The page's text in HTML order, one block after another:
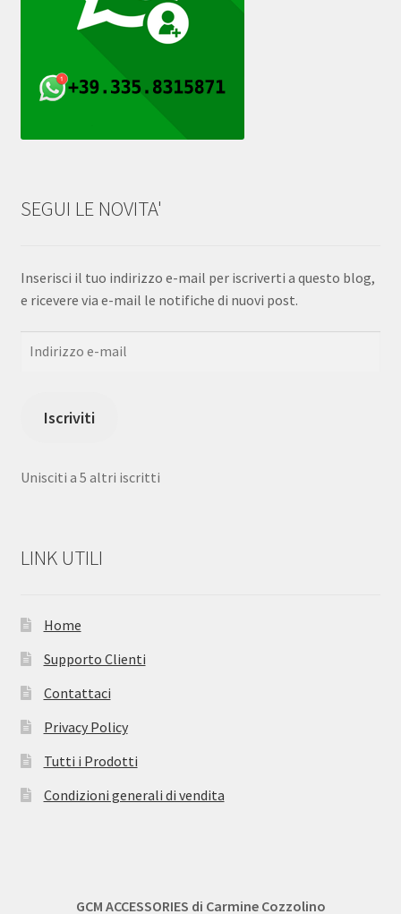
SEGUI LE NOVITA'
Inserisci il tuo indirizzo e-mail per iscriverti a questo blog,
e ricevere via e-mail le notifiche di nuovi post.
Iscriviti
Unisciti a 5 altri iscritti
LINK UTILI
Home
Supporto Clienti
Contattaci
Privacy Policy
Tutti i Prodotti
Condizioni generali di vendita
GCM ACCESSORIES di Carmine Cozzolino